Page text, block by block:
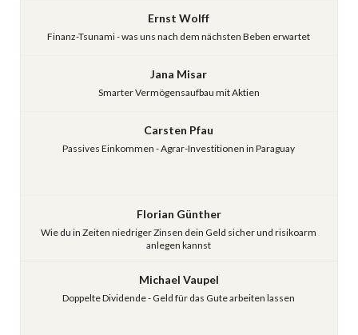
Ernst Wolff
Finanz-Tsunami - was uns nach dem nächsten Beben erwartet
Jana Misar
Smarter Vermögensaufbau mit Aktien
Carsten Pfau
Passives Einkommen - Agrar-Investitionen in Paraguay
Florian Günther
Wie du in Zeiten niedriger Zinsen dein Geld sicher und risikoarm
anlegen kannst
Michael Vaupel
Doppelte Dividende - Geld für das Gute arbeiten lassen